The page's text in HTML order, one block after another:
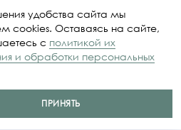
Политика конфидециальности
являются публичной офертой
удобства сайта мы
cookies. Оставаясь на сайте,
с политикой их
и обработки персональных
ПРИНЯТЬ